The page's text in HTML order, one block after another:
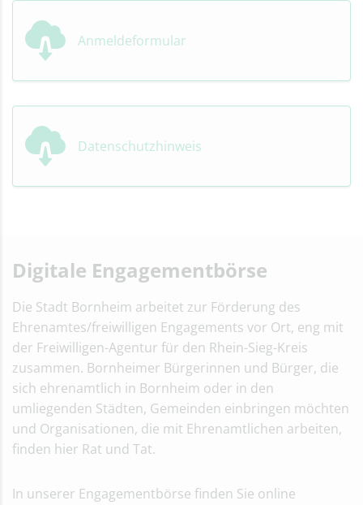
Anmeldeformular
Datenschutzhinweis
Digitale Engagementbörse
Die Stadt Bornheim arbeitet zur Förderung des
Ehrenamtes/freiwilligen Engagements vor Ort, eng mit
der Freiwilligen-Agentur für den Rhein-Sieg-Kreis
zusammen. Bornheimer Bürgerinnen und Bürger, die
sich ehrenamtlich in Bornheim oder in den
umliegenden Städten, Gemeinden einbringen möchten
und Organisationen, die mit Ehrenamtlichen arbeiten,
finden hier Rat und Tat.
In unserer Engagementbörse finden Sie online